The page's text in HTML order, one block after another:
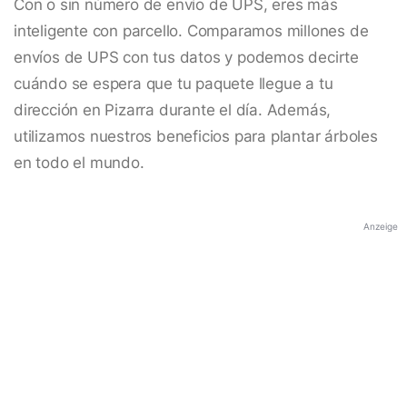
Con o sin número de envío de UPS, eres más
inteligente con parcello. Comparamos millones de
envíos de UPS con tus datos y podemos decirte
cuándo se espera que tu paquete llegue a tu
dirección en Pizarra durante el día. Además,
utilizamos nuestros beneficios para plantar árboles
en todo el mundo.
Anzeige